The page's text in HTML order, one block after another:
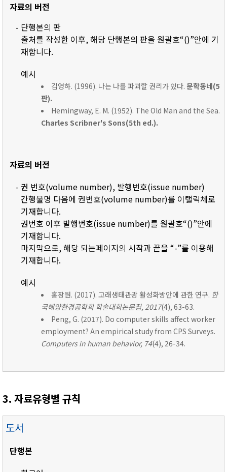
자료의 버전
- 단행본의 판
출처를 작성한 이후, 해당 단행본의 판을 원괄호“()”안에 기
재합니다.
예시
김영하. (1996). 나는 나를 파괴할 권리가 있다. 문학동네(5
판).
Hemingway, E. M. (1952). The Old Man and the Sea.
Charles Scribner's Sons(5th ed.).
자료의 버전
- 권 번호(volume number), 발행번호(issue number)
간행물명 다음에 권번호(volume number)를 이탤릭체로
기재합니다.
권번호 이후 발행번호(issue number)를 원괄호“()”안에
기재합니다.
마지막으로, 해당 되는페이지의 시작과 끝을 “-”를 이용해
기재합니다.
예시
홍장원. (2017). 고래생태관광 활성화방안에 관한 연구. 한
국해양환경공학회 학술대회논문집, 2017(4), 63-63.
Peng, G. (2017). Do computer skills affect worker
employment? An empirical study from CPS Surveys.
Computers in human behavior, 74(4), 26-34.
3. 자료유형별 규칙
도서
단행본